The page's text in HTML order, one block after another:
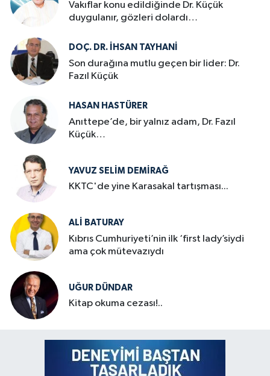
Vakıflar konu edildiğinde Dr. Küçük
duygulanır, gözleri dolardı…
DOÇ. DR. İHSAN TAYHANI
Son durağına mutlu geçen bir lider: Dr.
Fazıl Küçük
HASAN HASTÜRER
Anıttepe’de, bir yalnız adam, Dr. Fazıl
Küçük…
YAVUZ SELIM DEMIRAĞ
KKTC'de yine Karasakal tartışması...
ALI BATURAY
Kıbrıs Cumhuriyeti’nin ilk ‘first lady’siydi
ama çok mütevazıydı
UĞUR DÜNDAR
Kitap okuma cezası!..